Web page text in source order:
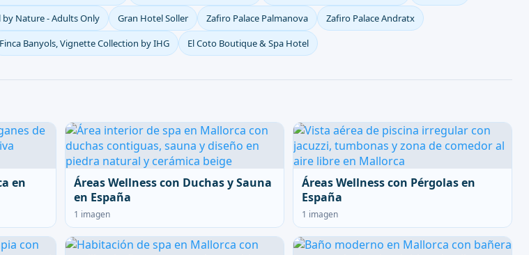
Nature - Adults Only Gran Hotel Soller Zafiro Palace Palmanova
Zafiro Palace Andratx
Finca Banyols, Vignette Collection by IHG El Coto Boutique & Spa Hotel
en
Áreas Wellness con Duchas y Sauna
en España
1 imagen
Áreas Wellness con Pérgolas en
España
1 imagen